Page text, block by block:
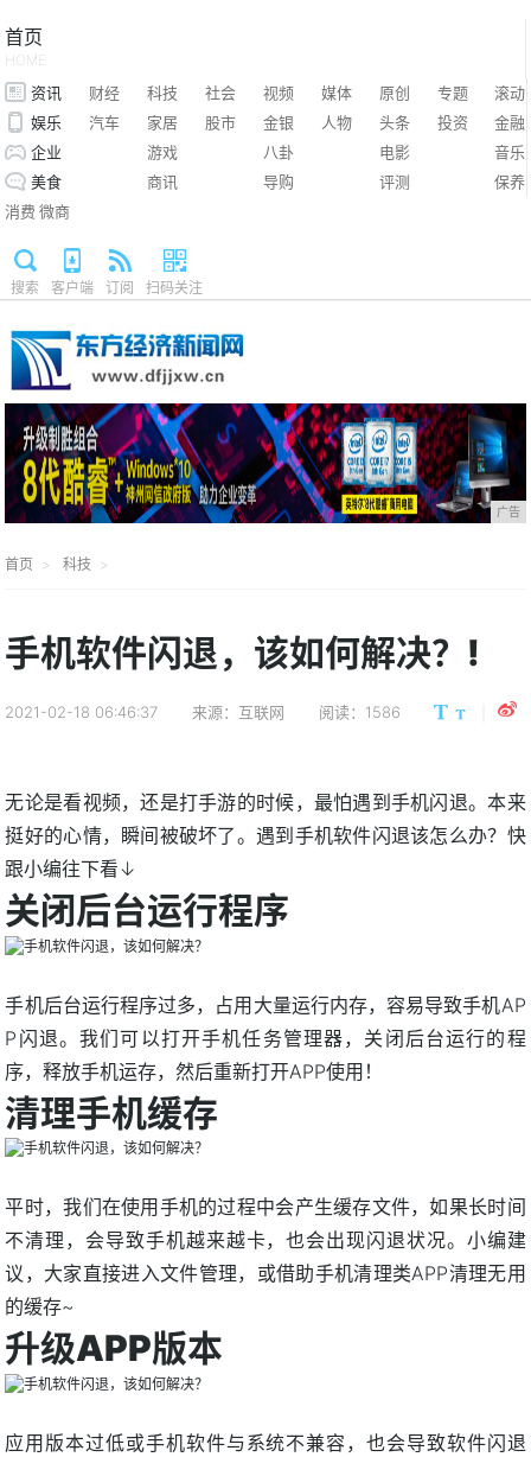
首页
HOME
资讯 财经 科技 社会 视频 媒体 原创 专题
滚动
娱乐
汽车 家居 股市 金银 人物 头条 投资
金融
企业
游戏 八卦 电影
音乐
美食
商讯 导购 评测
保养
消费 微商
搜索 客户端 订阅 扫码关注
广告
首页 科技
手机软件闪退，该如何解决？!
2021-02-18 06:46:37 来源：互联网 阅读：1586
无论是看视频，还是打手游的时候，最怕遇到手机闪退。本来
挺好的心情，瞬间被破坏了。遇到手机软件闪退该怎么办？快
跟小编往下看↓
关闭后台运行程序
手机后台运行程序过多，占用大量运行内存，容易导致手机AP
P闪退。我们可以打开手机任务管理器，关闭后台运行的程
序，释放手机运存，然后重新打开APP使用！
清理手机缓存
平时，我们在使用手机的过程中会产生缓存文件，如果长时间
不清理，会导致手机越来越卡，也会出现闪退状况。小编建
议，大家直接进入文件管理，或借助手机清理类APP清理无用
的缓存~
升级APP版本
应用版本过低或手机软件与系统不兼容，也会导致软件闪退